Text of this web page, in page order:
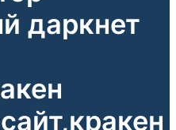
даркнет